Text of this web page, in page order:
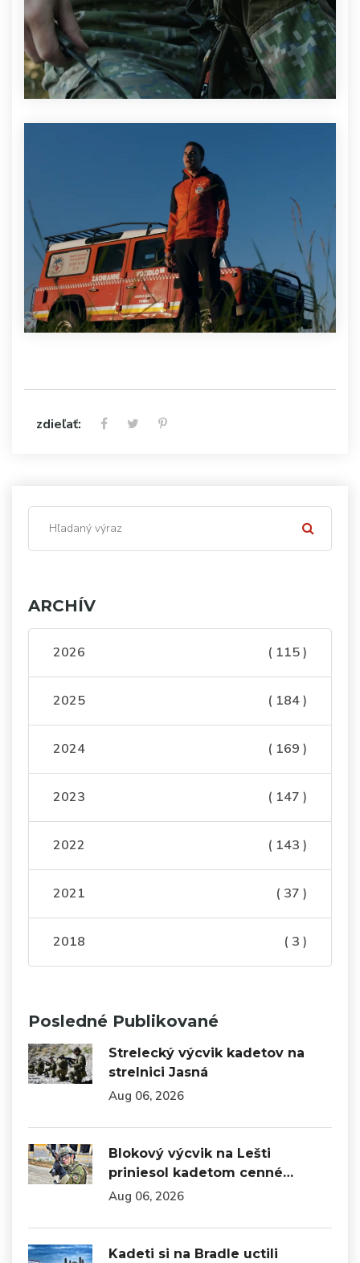
zdieľať:
ARCHÍV
2026 ( 115 )
2025 ( 184 )
2024 ( 169 )
2023 ( 147 )
2022 ( 143 )
2021 ( 37 )
2018 ( 3 )
Posledné Publikované
Strelecký výcvik kadetov na
strelnici Jasná
Aug 06, 2026
Blokový výcvik na Lešti
priniesol kadetom cenné…
Aug 06, 2026
Kadeti si na Bradle uctili